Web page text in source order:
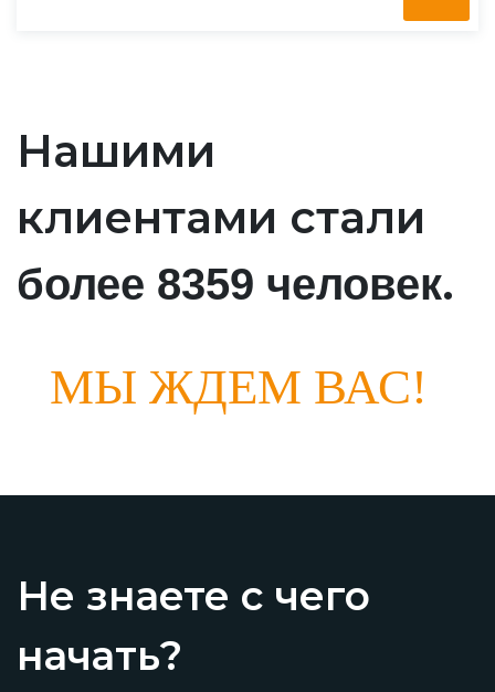
Нашими
клиентами стали
более 8359 человек.
МЫ ЖДЕМ ВАС!
Не знаете с чего
начать?